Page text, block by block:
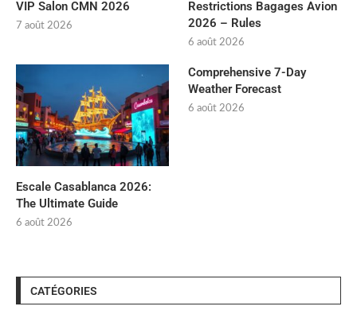
VIP Salon CMN 2026
7 août 2026
Restrictions Bagages Avion
2026 – Rules
6 août 2026
Escale Casablanca 2026:
The Ultimate Guide
6 août 2026
Comprehensive 7-Day
Weather Forecast
6 août 2026
CATÉGORIES